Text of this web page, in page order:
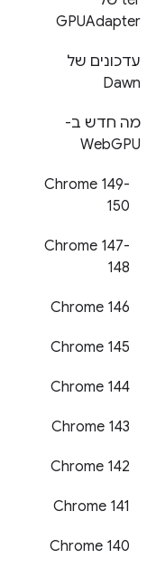
GPUAdapter
עדכונים של
Dawn
מה חדש ב-
WebGPU
‫Chrome 149-
150
‫Chrome 147-
148
Chrome 146
Chrome 145
Chrome 144
Chrome 143
Chrome 142
Chrome 141
Chrome 140